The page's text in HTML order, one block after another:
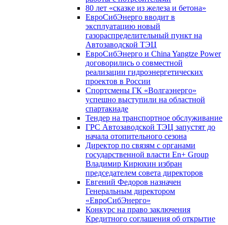
80 лет «сказке из железа и бетона»
ЕвроСибЭнерго вводит в
эксплуатацию новый
газораспределительный пункт на
Автозаводской ТЭЦ
ЕвроСибЭнерго и China Yangtze Power
договорились о совместной
реализации гидроэнергетических
проектов в России
Спортсмены ГК «Волгаэнерго»
успешно выступили на областной
спартакиаде
Тендер на транспортное обслуживание
ГРС Автозаводской ТЭЦ запустят до
начала отопительного сезона
Директор по связям с органами
государственной власти En+ Group
Владимир Кирюхин избран
председателем совета директоров
Евгений Федоров назначен
Генеральным директором
«ЕвроСибЭнерго»
Конкурс на право заключения
Кредитного соглашения об открытие